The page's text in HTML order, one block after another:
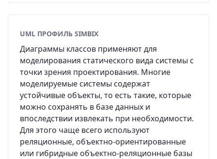
UML ПРОФИЛЬ SIMBIX
Диаграммы классов применяют для
моделирования статического вида системы с
точки зрения проектирования. Многие
моделируемые системы содержат
устойчивые объекты, то есть такие, которые
можно сохранять в базе данных и
впоследствии извлекать при необходимости.
Для этого чаще всего используют
реляционные, объектно-ориентированные
или гибридные объектно-реляционные базы